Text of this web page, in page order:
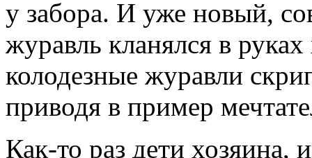
у забора. И уже новый,
журавль кланялся в
колодезные журавли
приводя в пример
Как-то раз дети хозяина,